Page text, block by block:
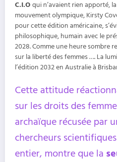
C.I.O qui n’avaient rien apporté, la
mouvement olympique, Kirsty
pour cette édition américaine,
philosophique, humain avec le
2028. Comme une heure sombre
sur la liberté des femmes …. La
l’édition 2032 en Australie à
Cette attitude
sur les droits des
archaïque récusée par
chercheurs
entier, montre que la